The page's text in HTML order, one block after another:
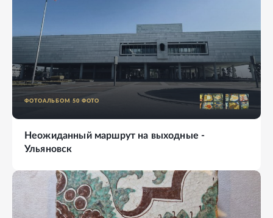
ФОТОАЛЬБОМ 50 ФОТО
Неожиданный маршрут на выходные -
Ульяновск